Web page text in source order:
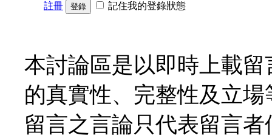
註冊
登錄 記住我的登錄狀態
本討論區是以即時上載
的真實性、完整性及立
留言之言論只代表留言